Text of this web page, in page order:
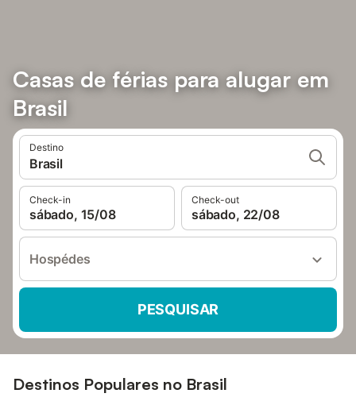
Casas de férias para alugar em
Brasil
Destino
Brasil
Check-in
sábado, 15/08
Check-out
sábado, 22/08
Hospédes
PESQUISAR
Destinos Populares no Brasil